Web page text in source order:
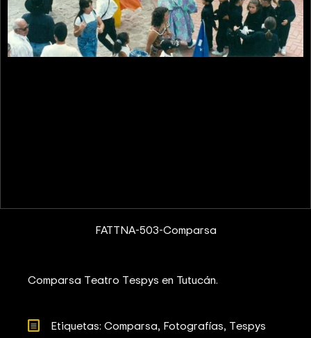
FATTNA-503-Comparsa
Comparsa Teatro Tespys en Tutucán.
Etiquetas: Comparsa Fotografías Tespys